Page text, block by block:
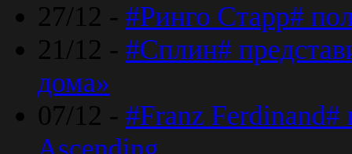
27/12 - #Ринго Старр#
21/12 - #Сплин#
дома»
07/12 - #Franz